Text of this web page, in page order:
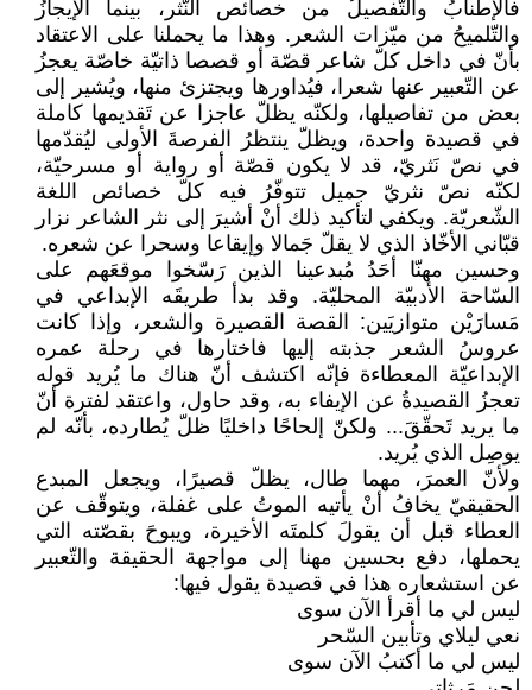
فالإطنابُ والتّفصيلُ من خصائص النّثر، بينما الإيجازُ
والتّلميحُ من ميّزات الشعر. وهذا ما يحملنا على الاعتقاد
بأنّ في داخل كلّ شاعر قصّة أو قصصا ذاتيّة خاصّة يعجزُ
عن التّعبير عنها شعرا، فيُداورها ويجتزئ منها، ويُشير إلى
بعض من تفاصيلها، ولكنّه يظلّ عاجزا عن تَقديمها كاملة
في قصيدة واحدة، ويظلّ ينتظرُ الفرصةَ الأولى ليُقدّمها
في نصّ نَثريّ، قد لا يكون قصّة أو رواية أو مسرحيّة،
لكنّه نصّ نثريّ جميل تتوفّرُ فيه كلّ خصائص اللغة
الشّعريّة. ويكفي لتأكيد ذلك أنْ أشيرَ إلى نثر الشاعر نزار
قبّاني الأخّاذ الذي لا يقلّ جَمالا وإيقاعا وسحرا عن شعره.
وحسين مهنّا أحَدُ مُبدعينا الذين رَسّخوا موقعَهم على
السّاحة الأدبيّة المحليّة. وقد بدأ طريقَه الإبداعي في
مَسارَيْن متوازيَين: القصة القصيرة والشعر، وإذا كانت
عروسُ الشعر جذبته إليها فاختارها في رحلة عمره
الإبداعيّة المعطاءة فإنّه اكتشف أنّ هناك ما يُريد قوله
تعجزُ القصيدةُ عن الإيفاء به، وقد حاول، واعتقد لفترة أنّ
ما يريد تَحقّقَ... ولكنّ إلحاحًا داخليًا ظلّ يُطارده، بأنّه لم
يوصِل الذي يُريد.
ولأنّ العمرَ، مهما طال، يظلّ قصيرًا، ويجعل المبدع
الحقيقيّ يخافُ أنْ يأتيه الموتُ على غفلة، ويتوقّف عن
العطاء قبل أن يقولَ كلمتَه الأخيرة، ويبوحَ بقصّته التي
يحملها، دفع بحسين مهنا إلى مواجهة الحقيقة والتّعبير
عن استشعاره هذا في قصيدة يقول فيها:
ليس لي ما أقرأ الآن سوى
نعي ليلاي وتأبين السّحر
ليس لي ما أكتبُ الآن سوى